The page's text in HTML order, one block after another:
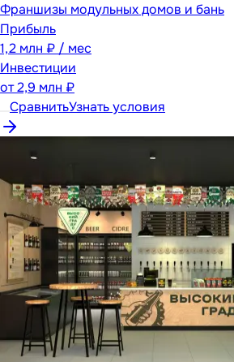
Франшизы модульных домов и бань
Прибыль
1,2 млн ₽ / мес
Инвестиции
от2,9 млн ₽
СравнитьУзнать условия